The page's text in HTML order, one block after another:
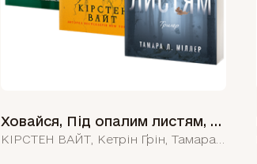
Ховайся, Під опалим листям, Озеро загубленних дівчат